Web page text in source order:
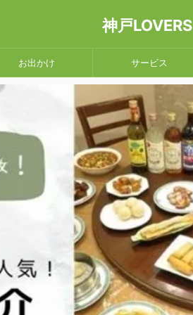
神戸LOVERS
お出かけ サービス